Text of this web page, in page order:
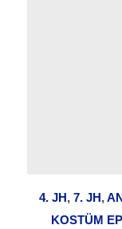
4. JH,7. JH,
KOSTÜM